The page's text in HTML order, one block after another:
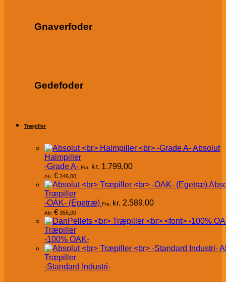
Gnaverfoder
Gedefoder
Træpiller
Absolut
Halmpiller
-Grade A- Fra: kr. 1.799,00
Ab: € 246,00
Træpiller
-OAK- (Egetræ) Fra: kr. 2.589,00
Ab: € 355,00
Træpiller
-100% OAK-
Træpiller
-Standard Industri-